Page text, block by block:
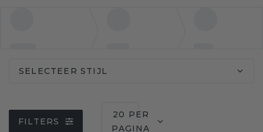
SELECTEER STIJL
FILTERS
20 PER
PAGINA